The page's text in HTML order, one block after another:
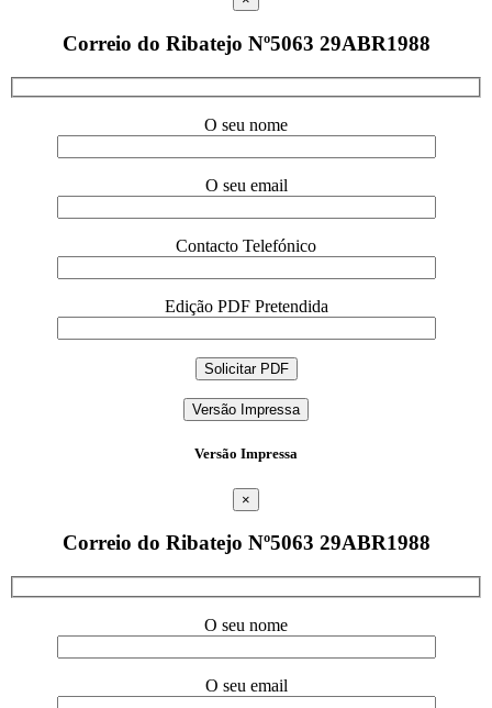
Correio do Ribatejo Nº5063 29ABR1988
O seu nome
O seu email
Contacto Telefónico
Edição PDF Pretendida
Versão Impressa
Versão Impressa
×
Correio do Ribatejo Nº5063 29ABR1988
O seu nome
O seu email